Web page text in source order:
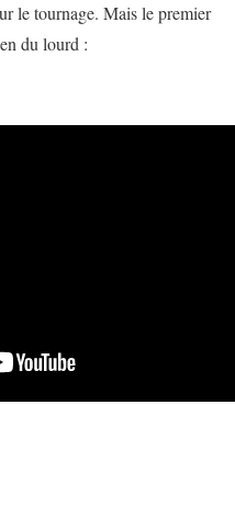
le tournage. Mais le premier
du lourd :